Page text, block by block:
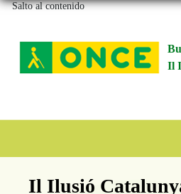
Salto al contenido
Il
Boletín Il·lusió
Il Ilusió